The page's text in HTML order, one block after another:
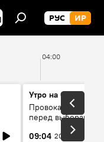
РУС ИР
04:00
Утро на Спутнике
Провокации со
перед выборами в
09:04 20 Мин